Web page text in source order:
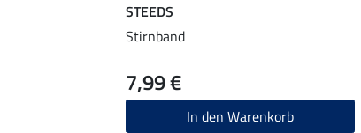
STEEDS
Stirnband
7,99 €
In den Warenkorb